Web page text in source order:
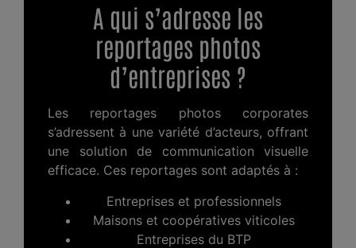
A qui s’adresse les
reportages photos
d’entreprises ?
Les reportages photos corporates
s’adressent à une variété d’acteurs, offrant
une solution de communication visuelle
efficace. Ces reportages sont adaptés à :
Entreprises et professionnels
Maisons et coopératives viticoles
Entreprises du BTP